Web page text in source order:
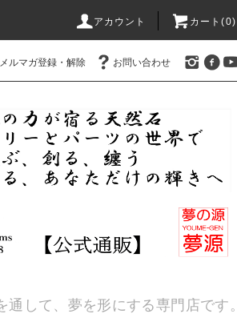
アカウント カート(0)
メルマガ登録・解除 お問い合わせ
して、夢を形にする専門店です。